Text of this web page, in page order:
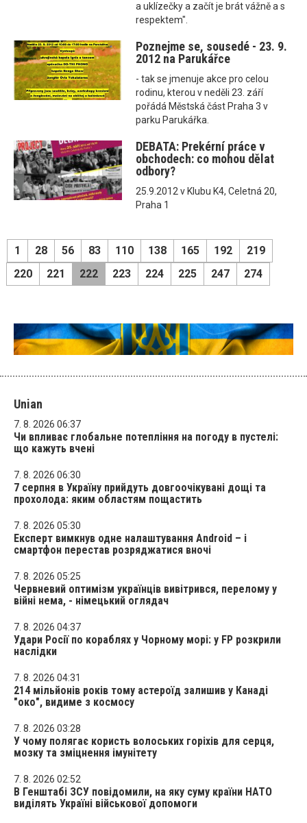
a uklízečky a začít je brát vážně a s
respektem".
Poznejme se, sousedé - 23. 9.
2012 na Parukářce
- tak se jmenuje akce pro celou
rodinu, kterou v neděli 23. září
pořádá Městská část Praha 3 v
parku Parukářka.
DEBATA: Prekérní práce v
obchodech: co mohou dělat
odbory?
25.9.2012 v Klubu K4, Celetná 20,
Praha 1
1 28 56 83 110 138 165 192
219
220
221 222 223 224 225 247 274
Unian
7. 8. 2026 06:37
Чи впливає глобальне потепління на погоду в пустелі:
що кажуть вчені
7. 8. 2026 06:30
7 серпня в Україну прийдуть довгоочікувані дощі та
прохолода: яким областям пощастить
7. 8. 2026 05:30
Експерт вимкнув одне налаштування Android – і
смартфон перестав розряджатися вночі
7. 8. 2026 05:25
Червневий оптимізм українців вивітрився, перелому у
війні нема, - німецький оглядач
7. 8. 2026 04:37
Удари Росії по кораблях у Чорному морі: у FP розкрили
наслідки
7. 8. 2026 04:31
214 мільйонів років тому астероїд залишив у Канаді
"око", видиме з космосу
7. 8. 2026 03:28
У чому полягає користь волоських горіхів для серця,
мозку та зміцнення імунітету
7. 8. 2026 02:52
В Генштабі ЗСУ повідомили, на яку суму країни НАТО
виділять Україні військової допомоги